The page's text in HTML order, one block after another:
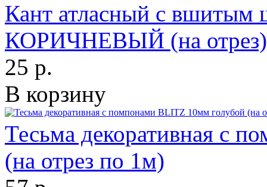
Кант атласный с
КОРИЧНЕВЫЙ (на отрез)
25 р.
В корзину
Тесьма декоративная с
(на отрез по 1м)